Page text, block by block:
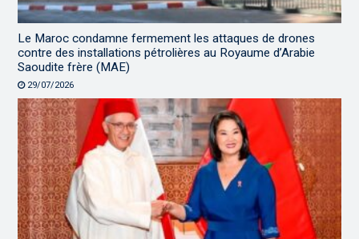
Le Maroc condamne fermement les attaques de drones
contre des installations pétrolières au Royaume d’Arabie
Saoudite frère (MAE)
29/07/2026